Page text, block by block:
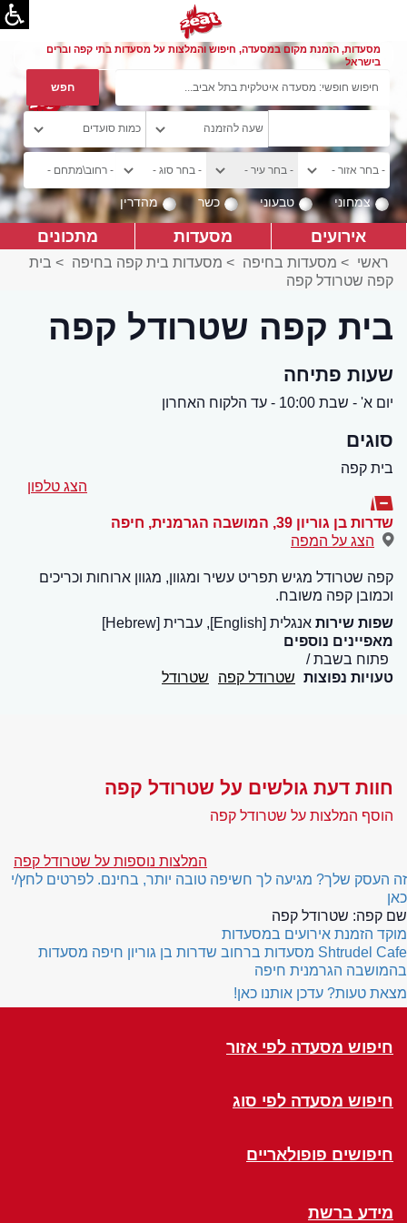
מסעדות, הזמנת מקום במסעדה, חיפוש והמלצות על מסעדות בתי קפה וברים
בישראל
צמחוני טבעוני כשר מהדרין
אירועים מסעדות מתכונים
ראשי > מסעדות בחיפה > מסעדות בית קפה בחיפה > בית
קפה שטרודל קפה
בית קפה שטרודל קפה
שעות פתיחה
יום א' - שבת 10:00 - עד הלקוח האחרון
סוגים
בית קפה
הצג טלפון
שדרות בן גוריון 39, המושבה הגרמנית , חיפה
הצג על המפה
קפה שטרודל מגיש תפריט עשיר ומגוון, מגוון ארוחות וכריכים
וכמובן קפה משובח.
שפות שירות אנגלית [English], עברית [Hebrew]
מאפיינים נוספים
פתוח בשבת
טעויות נפוצות שטרודל קפה שטרודל
חוות דעת גולשים על שטרודל קפה
הוסף המלצות על שטרודל קפה
המלצות נוספות על שטרודל קפה
זה העסק שלך? מגיעה לך חשיפה טובה יותר, בחינם. לפרטים לחץ/י
כאן
שם קפה: שטרודל קפה
מוקד הזמנת אירועים במסעדות
Shtrudel Cafe מסעדות ברחוב שדרות בן גוריון חיפה מסעדות
בהמושבה הגרמנית חיפה
מצאת טעות? עדכן אותנו כאן!
חיפוש מסעדה לפי אזור
חיפוש מסעדה לפי סוג
חיפושים פופולאריים
מידע ברשת